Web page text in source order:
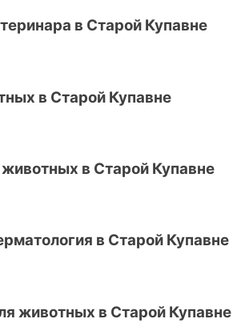
в Старой Купавне
в Старой Купавне
в Старой Купавне
в Старой Купавне
животных в Старой Купавне